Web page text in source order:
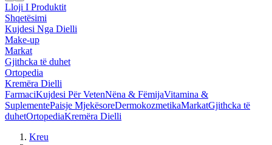
Lloji I Produktit
Shqetësimi
Kujdesi Nga Dielli
Make-up
Markat
Gjithcka të duhet
Ortopedia
Kremëra Dielli
FarmaciKujdesi Për VetenNëna & FëmijaVitamina &
SuplementePaisje MjekësoreDermokozmetikaMarkatGjithcka të
duhetOrtopediaKremëra Dielli
Kreu